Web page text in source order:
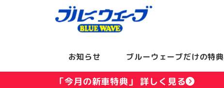
お知らせ ブルーウェーブだけの特典
「今月の新車特典」 詳しく見る